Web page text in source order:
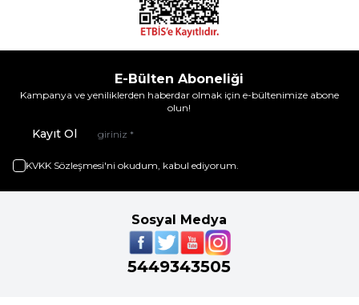
E-Bülten Aboneliği
Kampanya ve yeniliklerden haberdar olmak için e-bültenimize abone
olun!
Kayıt Ol
KVKK Sözleşmesi'ni okudum, kabul ediyorum.
Sosyal Medya
5449343505